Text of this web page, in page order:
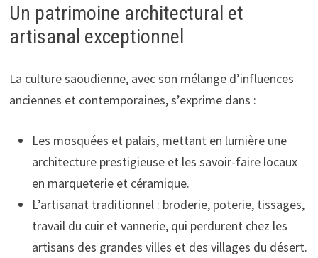
Un patrimoine architectural et
artisanal exceptionnel
La culture saoudienne, avec son mélange d’influences
anciennes et contemporaines, s’exprime dans :
Les mosquées et palais, mettant en lumière une
architecture prestigieuse et les savoir-faire locaux
en marqueterie et céramique.
L’artisanat traditionnel : broderie, poterie, tissages,
travail du cuir et vannerie, qui perdurent chez les
artisans des grandes villes et des villages du désert.